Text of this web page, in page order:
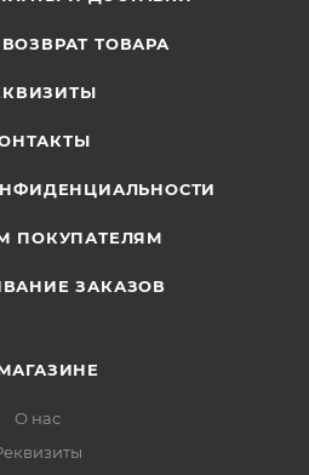
ТОВАРА
ПОКУПАТЕЛЯМ
ЗАКАЗОВ
О нас